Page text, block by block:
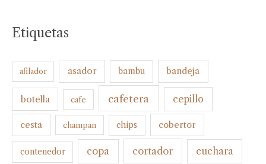
Etiquetas
afilador asador bambu bandeja
botella cafe cafetera cepillo
cesta champan chips cobertor
contenedor copa cortador cuchara